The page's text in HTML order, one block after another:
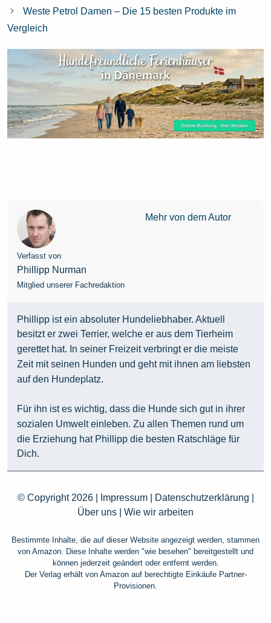
Weste Petrol Damen – Die 15 besten Produkte im
Vergleich
Verfasst von
Phillipp Nurman
Mitglied unserer Fachredaktion
Mehr von dem Autor
Phillipp ist ein absoluter Hundeliebhaber. Aktuell
besitzt er zwei Terrier, welche er aus dem Tierheim
gerettet hat. In seiner Freizeit verbringt er die meiste
Zeit mit seinen Hunden und geht mit ihnen am liebsten
auf den Hundeplatz.
Für ihn ist es wichtig, dass die Hunde sich gut in ihrer
sozialen Umwelt einleben. Zu allen Themen rund um
die Erziehung hat Phillipp die besten Ratschläge für
Dich.
© Copyright 2026 | Impressum| Datenschutzerklärung
Über uns
Wie wir arbeiten
Bestimmte Inhalte, die auf dieser Website angezeigt werden, stammen
von Amazon. Diese Inhalte werden "wie besehen" bereitgestellt und
können jederzeit geändert oder entfernt werden.
Der Verlag erhält von Amazon auf berechtigte Einkäufe Partner-
Provisionen.